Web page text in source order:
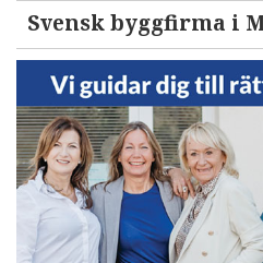
Svensk byggfirma i